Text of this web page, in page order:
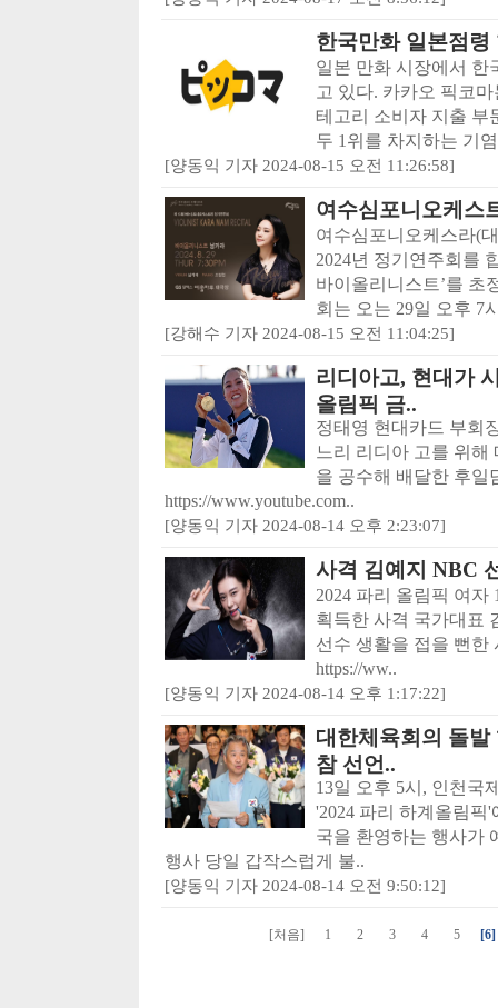
한국만화 일본점령
일본 만화 시장에서 한
고 있다. 카카오 픽코
테고리 소비자 지출 부
두 1위를 차지하는 기
[양동익 기자 2024-08-15 오전 11:26:58]
여수심포니오케스
여수심포니오케스라(
2024년 정기연주회를
바이올리니스트’를 초
회는 오는 29일 오후 7
[강해수 기자 2024-08-15 오전 11:04:25]
리디아고, 현대가
올림픽 금..
정태영 현대카드 부회
느리 리디아 고를 위
을 공수해 배달한 후일
https://www.youtube.com..
[양동익 기자 2024-08-14 오후 2:23:07]
사격 김예지 NBC
2024 파리 올림픽 여
획득한 사격 국가대표
선수 생활을 접을 뻔한
https://ww..
[양동익 기자 2024-08-14 오후 1:17:22]
대한체육회의 돌
참 선언..
13일 오후 5시, 인천국
'2024 파리 하계올림픽
국을 환영하는 행사가
행사 당일 갑작스럽게 불..
[양동익 기자 2024-08-14 오전 9:50:12]
[처음] 1 2 3 4 5 [6]